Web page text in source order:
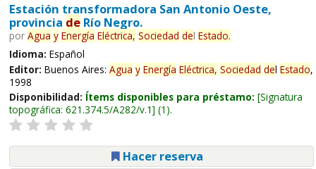
Estación transformadora San Antonio Oeste,
provincia deRío Negro.
por Agua y Energía Eléctrica, Sociedad del Estado.
Idioma: Español
Editor: Buenos Aires: Agua y Energía Eléctrica, Sociedad del Estado,
1998
Disponibilidad: Ítems disponibles para préstamo: Signatura
topográfica: 621.374.5/A282/v.1 (1).
Hacer reserva